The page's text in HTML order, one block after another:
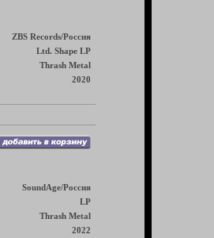
ZBS Records/Россия
Ltd. Shape LP
Thrash Metal
2020
SoundAge/Россия
LP
Thrash Metal
2022